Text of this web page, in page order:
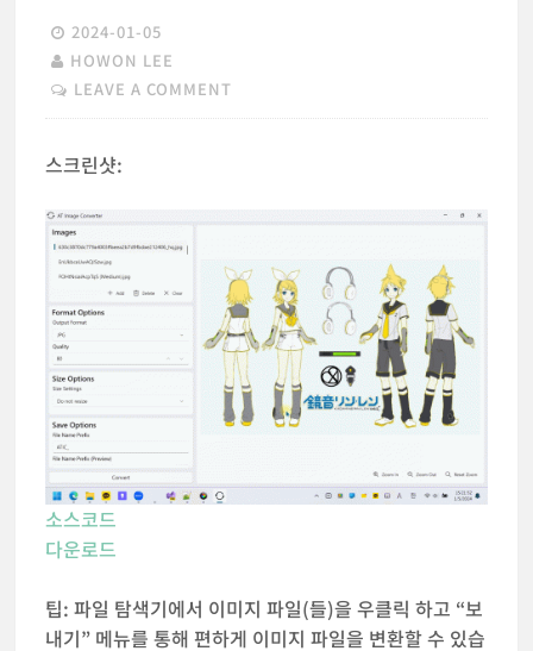
2024-01-05
HOWON LEE
LEAVE A COMMENT
스크린샷:
소스코드
다운로드
팁: 파일 탐색기에서 이미지 파일(들)을 우클릭 하고 “보
내기” 메뉴를 통해 편하게 이미지 파일을 변환할 수 있습